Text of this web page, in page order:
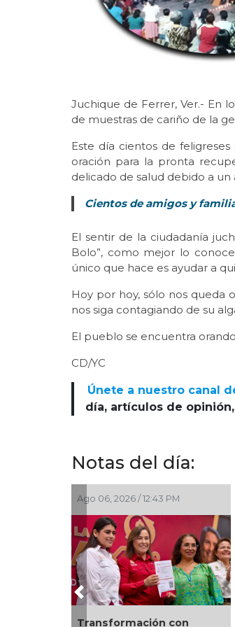
Juchique de Ferrer, Ver.- En
de muestras de cariño de la
Este día cientos de
oración para la pronta
delicado de salud debido a
Cientos de amigos y
El sentir de la ciudadanía
Bolo”, como mejor lo
único que hace es ayudar a
Hoy por hoy, sólo nos queda
nos siga contagiando de su
El pueblo se encuentra
CD/YC
Únete a nuestro canal
día, artículos de
Notas del día:
Ago 06, 2026 / 12:43 PM
Transformación con
Ago 06,
León
Previous